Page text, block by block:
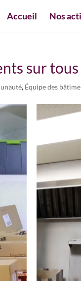
Accueil Nos
sur
, Équipe des